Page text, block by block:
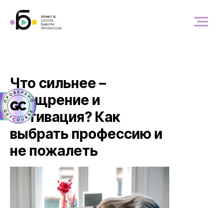
Что сильнее –
поощрение и
мотивация? Как
выбрать профессию и
не пожалеть